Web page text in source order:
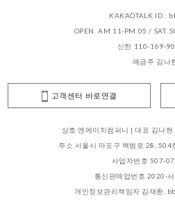
KAKAOTALK ID :
OPEN. AM 11-PM 05 / SAT.
신한 110-169-
예금주 김나
고객센터 바로연결
상호 엔에이치컴퍼니 | 대표 김나
주소 서울시 마포구 백범로 28, 504
사업자번호 507-
통신판매업번호 2020-
개인정보관리책임자 김재환,